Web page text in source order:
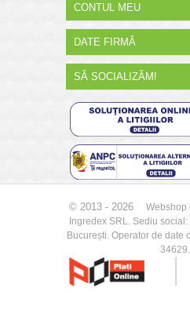
CONTUL MEU
DATE FIRMĂ
SĂ SOCIALIZĂM!
© 2013 - 2026 Webshop
Ingredex SRL. Sediu social:
București. Operator de date
34629.